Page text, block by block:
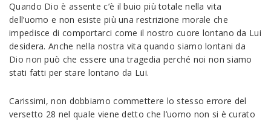
Quando Dio è assente c’è il buio più totale nella vita
dell’uomo e non esiste più una restrizione morale che
impedisce di comportarci come il nostro cuore lontano da Lui
desidera. Anche nella nostra vita quando siamo lontani da
Dio non può che essere una tragedia perché noi non siamo
stati fatti per stare lontano da Lui.
Carissimi, non dobbiamo commettere lo stesso errore del
versetto 28 nel quale viene detto che l’uomo non si è curato